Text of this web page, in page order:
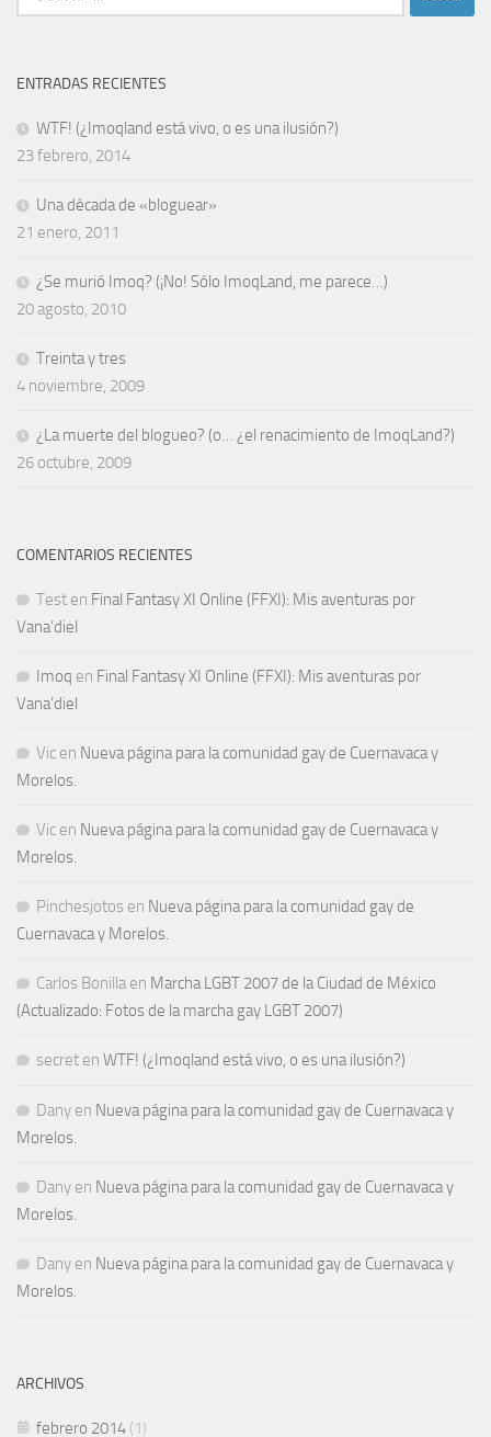
ENTRADAS RECIENTES
WTF! (¿Imoqland está vivo, o es una ilusión?)
23 febrero, 2014
Una década de «bloguear»
21 enero, 2011
¿Se murió Imoq? (¡No! Sólo ImoqLand, me parece…)
20 agosto, 2010
Treinta y tres
4 noviembre, 2009
¿La muerte del blogueo? (o… ¿el renacimiento de ImoqLand?)
26 octubre, 2009
COMENTARIOS RECIENTES
Test en Final Fantasy XI Online (FFXI): Mis aventuras por
Vana’diel
Imoq en Final Fantasy XI Online (FFXI): Mis aventuras por
Vana’diel
Vic en Nueva página para la comunidad gay de Cuernavaca y
Morelos.
Vic en Nueva página para la comunidad gay de Cuernavaca y
Morelos.
Pinchesjotos en Nueva página para la comunidad gay de
Cuernavaca y Morelos.
Carlos Bonilla en Marcha LGBT 2007 de la Ciudad de México
(Actualizado: Fotos de la marcha gay LGBT 2007)
secret en WTF! (¿Imoqland está vivo, o es una ilusión?)
Dany en Nueva página para la comunidad gay de Cuernavaca y
Morelos.
Dany en Nueva página para la comunidad gay de Cuernavaca y
Morelos.
Dany en Nueva página para la comunidad gay de Cuernavaca y
Morelos.
ARCHIVOS
febrero 2014 (1)